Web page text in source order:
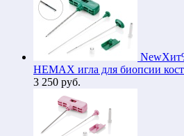
NewХит
HEMAX игла для биопсии
3 250 руб.